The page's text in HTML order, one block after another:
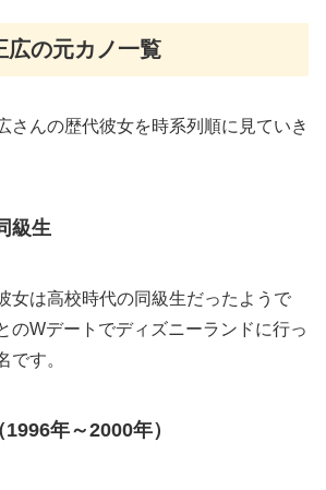
広の元カノ一覧
さんの歴代彼女を時系列順に見ていき
級生
女は高校時代の同級生だったようで
のWデートでディズニーランドに行っ
です。
年～2000年）